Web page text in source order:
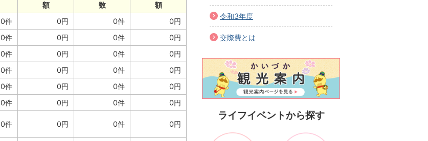
額
数
額
0件 0円 0件
0円
0件 0円 0件
0円
0件 0円 0件
0円
0件 0円 0件
0円
0件 0円 0件
0円
0件 0円 0件
0円
0件 0円 0件 0円
令和3年度
交際費とは
ライフイベントから探す